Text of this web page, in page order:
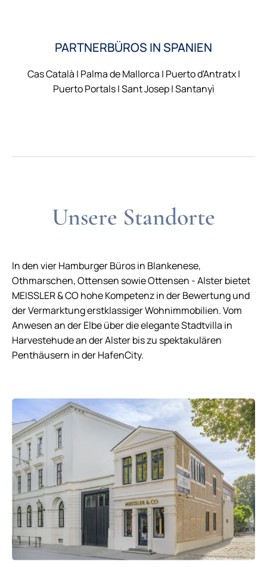
PARTNERBÜROS IN SPANIEN
Cas Català | Palma de Mallorca | Puerto d'Antratx |
Puerto Portals | Sant Josep | Santanyì
Unsere Standorte
In den vier Hamburger Büros in Blankenese,
Othmarschen, Ottensen sowie Ottensen - Alster bietet
MEISSLER & CO hohe Kompetenz in der Bewertung und
der Vermarktung erstklassiger Wohnimmobilien. Vom
Anwesen an der Elbe über die elegante Stadtvilla in
Harvestehude an der Alster bis zu spektakulären
Penthäusern in der HafenCity.